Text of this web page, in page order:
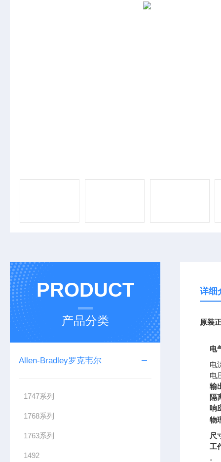
PRODUCT
产品分类
Allen-Bradley罗克韦尔
1747系列
1768系列
1763系列
1492
详细
原装
电
电
电
输
隔
响
物
尺
工
。